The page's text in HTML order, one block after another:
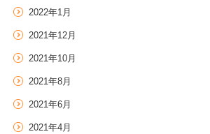
2022年1月
2021年12月
2021年10月
2021年8月
2021年6月
2021年4月